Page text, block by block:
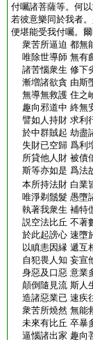
付囑諸菩薩等。何
若彼意樂同於我者
便堪能受我付囑。
衆苦所逼迫 都無
唯除世導師 無有
諸苦惱衆生 修下
漸増諸欲貪 由斯
無導無救護 住之
趣向邪道中 終無
譬如人持財 求利
於中群賊起 劫盡
失財已空歸 爲利
所貸他人財 被債
斯等亦如是 爲法
本所持法財 白業
唯淨剃鬚髮 愚墮
執著我衆生 補特
説空法比丘 不著
於此起謗心 速墮
以瞋恚因縁 遞互
自犯畏人知 妄宣
身惡及口惡 意業
顛倒隨見流 斯人
造諸惡業已 速疾
衆苦所燒然 無能
未來有比丘 卒暴
逼惱諸出家 趣向